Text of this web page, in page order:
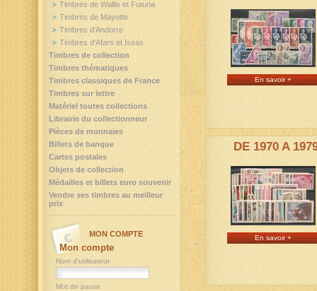
En savoir +
DE 1970 A
En savoir +
Timbres de Wallis et Futuna
Timbres de Mayotte
Timbres d'Andorre
Timbres d'Afars et Issas
Timbres de collection
Timbres thématiques
Timbres classiques de France
Timbres sur lettre
Matériel toutes collections
Librairie du collectionneur
Pièces de monnaies
Billets de banque
Cartes postales
Objets de collection
Médailles et billets euro souvenir
Vendre ses timbres au meilleur
prix
MON COMPTE
Mon compte
Nom d'utilisateur
Mot de passe